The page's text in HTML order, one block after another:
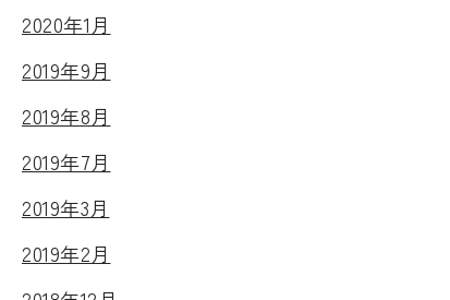
2020年1月
2019年9月
2019年8月
2019年7月
2019年3月
2019年2月